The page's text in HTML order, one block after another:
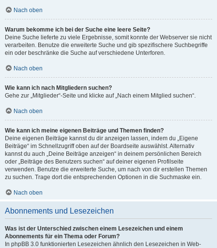
Nach oben
Warum bekomme ich bei der Suche eine leere Seite?
Deine Suche lieferte zu viele Ergebnisse, somit konnte der Webserver sie nicht
verarbeiten. Benutze die erweiterte Suche und gib spezifischere Suchbegriffe
ein oder beschränke die Suche auf verschiedene Unterforen.
Nach oben
Wie kann ich nach Mitgliedern suchen?
Gehe zur „Mitglieder“-Seite und klicke auf „Nach einem Mitglied suchen“.
Nach oben
Wie kann ich meine eigenen Beiträge und Themen finden?
Deine eigenen Beiträge kannst du dir anzeigen lassen, indem du „Eigene
Beiträge“ im Schnellzugriff oben auf der Boardseite auswählst. Alternativ
kannst du auch „Deine Beiträge anzeigen“ in deinem persönlichen Bereich
oder „Beiträge des Benutzers suchen“ auf deiner eigenen Profilseite
verwenden. Benutze die erweiterte Suche, um nach von dir erstellen Themen
zu suchen. Trage dort die entsprechenden Optionen in die Suchmaske ein.
Nach oben
Abonnements und Lesezeichen
Was ist der Unterschied zwischen einem Lesezeichen und einem
Abonnements für ein Thema oder Forum?
In phpBB 3.0 funktionierten Lesezeichen ähnlich den Lesezeichen in Web-